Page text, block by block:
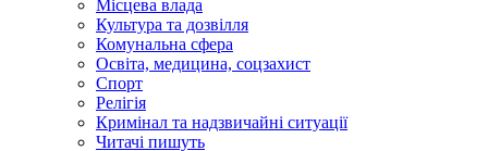
Місцева влада
Культура та дозвілля
Комунальна сфера
Освіта, медицина, соцзахист
Спорт
Релігія
Кримінал та надзвичайні ситуації
Читачі пишуть